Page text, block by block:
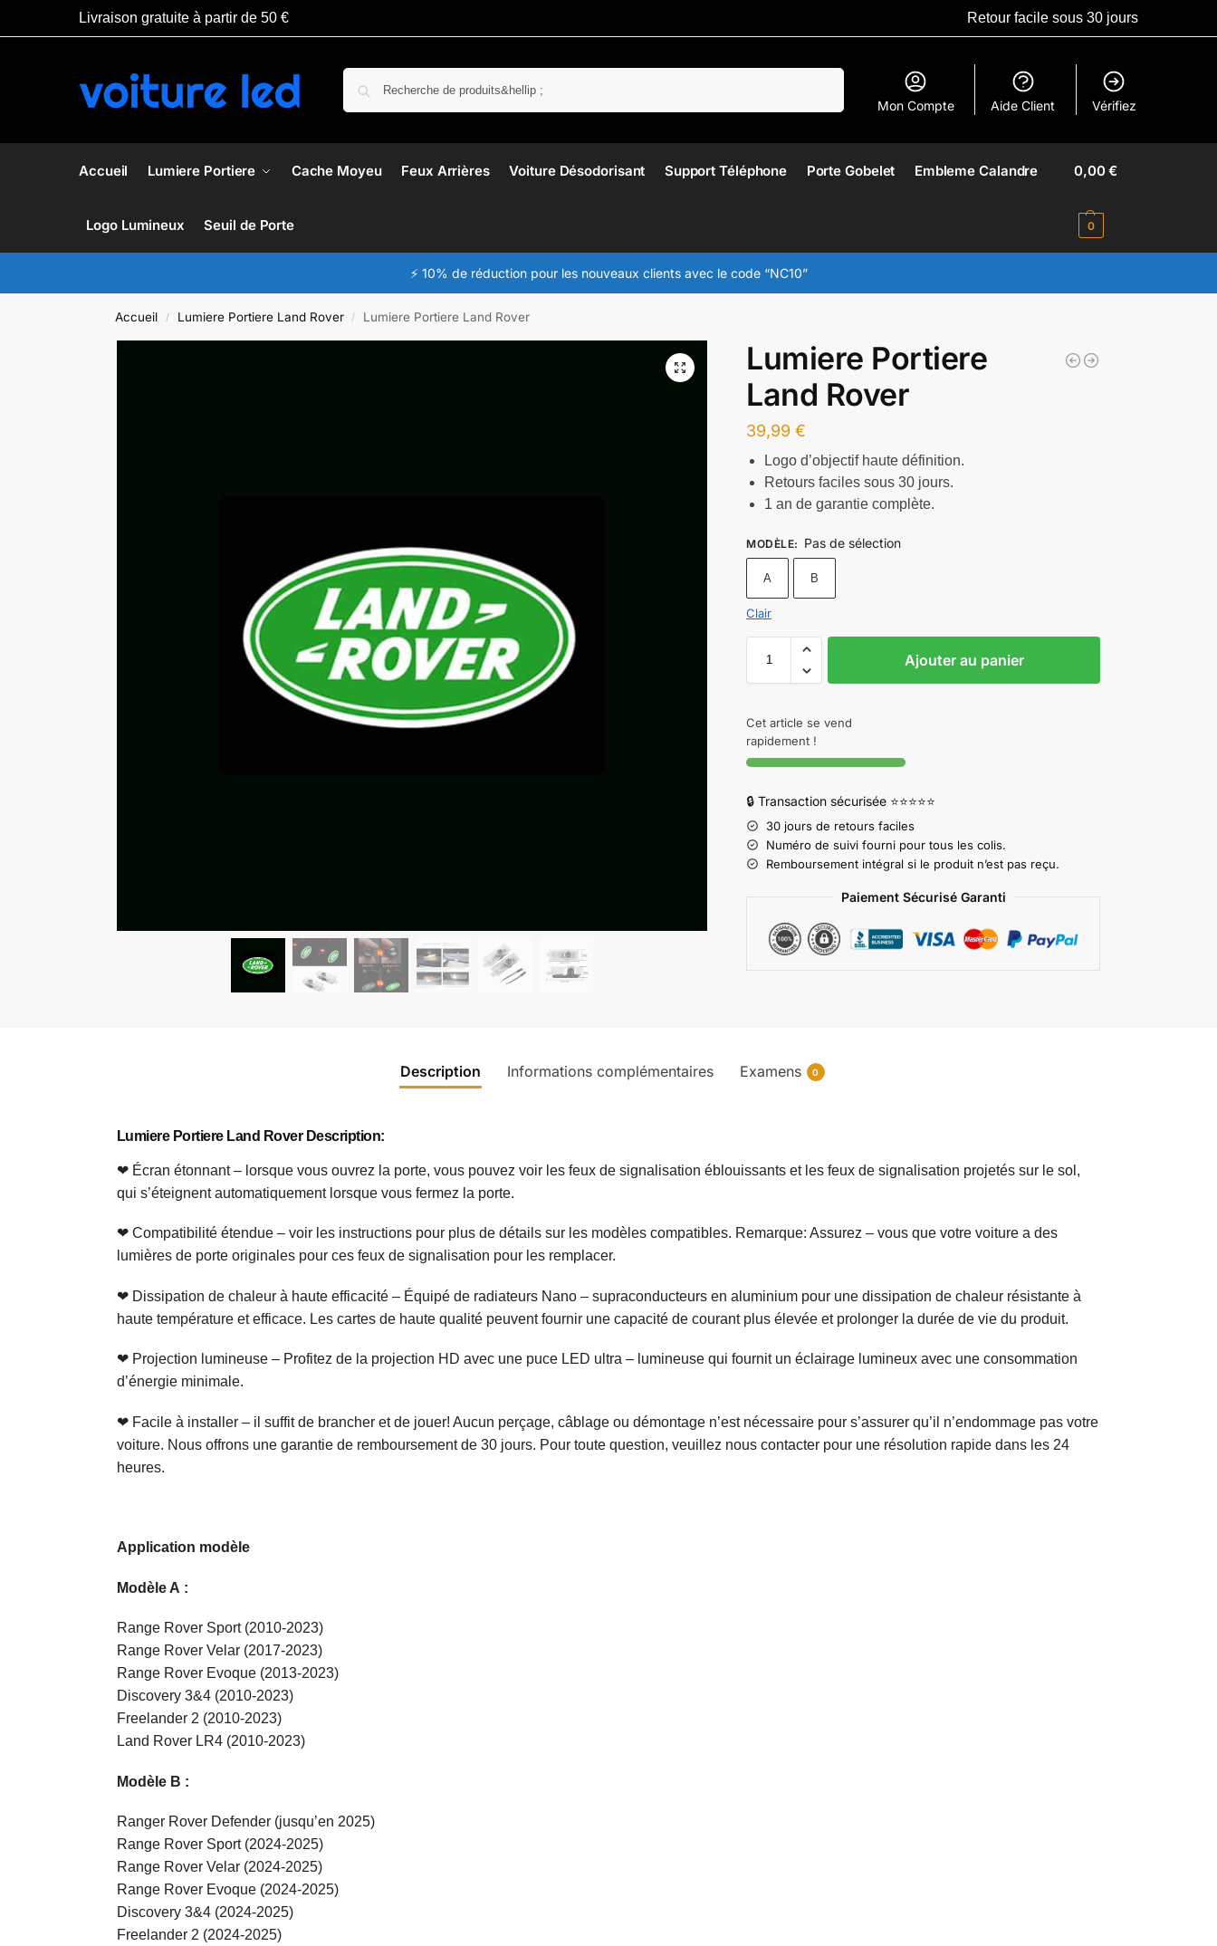
Livraison gratuite à partir de 50 € Retour facile sous 30 jours
Mon Compte Aide Client Vérifiez
Accueil Lumiere Portiere Cache Moyeu Feux Arrières Voiture Désodorisant Support Téléphone Porte Gobelet Embleme Calandre​
Logo Lumineux Seuil de Porte
0,00€
0
⚡ 10% de réduction pour les nouveaux clients avec le code “NC10”
Accueil / Lumiere Portiere Land Rover / Lumiere Portiere Land Rover
Lumiere Portiere
Land Rover
39,99€
Logo d’objectif haute définition.
Retours faciles sous 30 jours.
1 an de garantie complète.
MODÈLE: Pas de sélection
A B
Clair
Ajouter au panier
Cet article se vend
rapidement !
🔒 Transaction sécurisée ⭐⭐⭐⭐⭐
30 jours de retours faciles
Numéro de suivi fourni pour tous les colis.
Remboursement intégral si le produit n’est pas reçu.
Paiement Sécurisé Garanti
Description Informations complémentaires Examens 0
Lumiere Portiere Land Rover Description:
❤ Écran étonnant – lorsque vous ouvrez la porte, vous pouvez voir les feux de signalisation éblouissants et les feux de signalisation projetés sur le sol,
qui s’éteignent automatiquement lorsque vous fermez la porte.
❤ Compatibilité étendue – voir les instructions pour plus de détails sur les modèles compatibles. Remarque: Assurez – vous que votre voiture a des
lumières de porte originales pour ces feux de signalisation pour les remplacer.
❤ Dissipation de chaleur à haute efficacité – Équipé de radiateurs Nano – supraconducteurs en aluminium pour une dissipation de chaleur résistante à
haute température et efficace. Les cartes de haute qualité peuvent fournir une capacité de courant plus élevée et prolonger la durée de vie du produit.
❤ Projection lumineuse – Profitez de la projection HD avec une puce LED ultra – lumineuse qui fournit un éclairage lumineux avec une consommation
d’énergie minimale.
❤ Facile à installer – il suffit de brancher et de jouer! Aucun perçage, câblage ou démontage n’est nécessaire pour s’assurer qu’il n’endommage pas votre
voiture. Nous offrons une garantie de remboursement de 30 jours. Pour toute question, veuillez nous contacter pour une résolution rapide dans les 24
heures.
Application modèle
Modèle A :
Range Rover Sport (2010-2023)
Range Rover Velar (2017-2023)
Range Rover Evoque (2013-2023)
Discovery 3&4 (2010-2023)
Freelander 2 (2010-2023)
Land Rover LR4 (2010-2023)
Modèle B :
Ranger Rover Defender (jusqu’en 2025)
Range Rover Sport (2024-2025)
Range Rover Velar (2024-2025)
Range Rover Evoque (2024-2025)
Discovery 3&4 (2024-2025)
Freelander 2 (2024-2025)